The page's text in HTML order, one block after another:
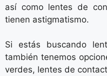
así como lentes de
tienen astigmatismo.
Si estás buscando
también tenemos
verdes, lentes de